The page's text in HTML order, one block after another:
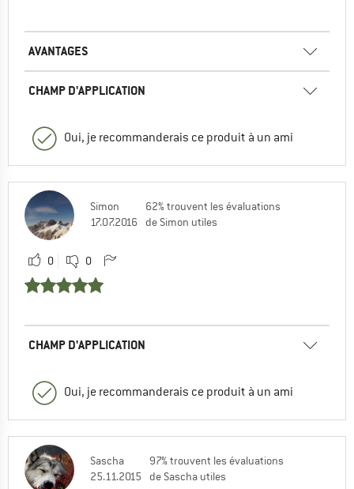
AVANTAGES
CHAMP D'APPLICATION
Oui, je recommanderais ce produit à un ami
Simon
17.07.2016
62% trouvent les évaluations
de Simon utiles
0 0
CHAMP D'APPLICATION
Oui, je recommanderais ce produit à un ami
Sascha
25.11.2015
97% trouvent les évaluations
de Sascha utiles